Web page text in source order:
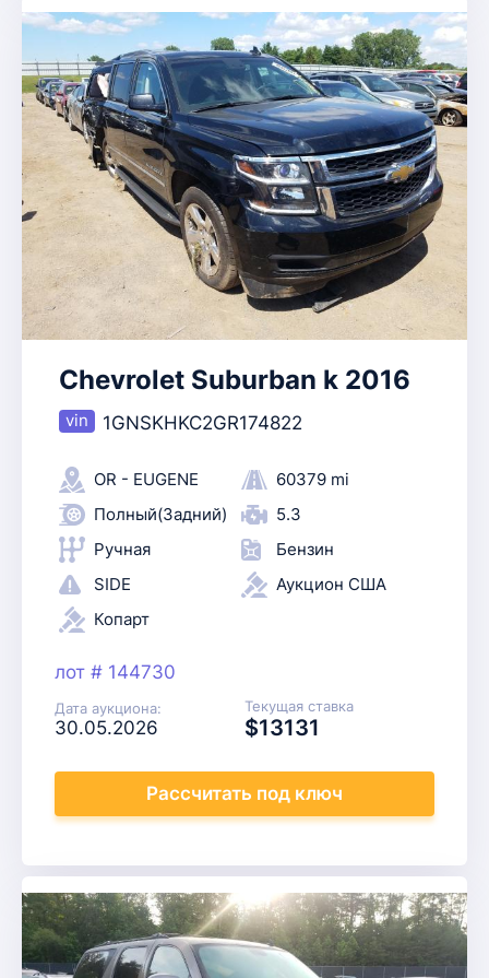
Chevrolet Suburban k 2016
1GNSKHKC2GR174822
OR - EUGENE
60379 mi
Полный(Задний)
5.3
Ручная
Бензин
SIDE
Аукцион США
Копарт
лот # 144730
Дата аукциона:
30.05.2026
Текущая ставка
$13131
Рассчитать под ключ